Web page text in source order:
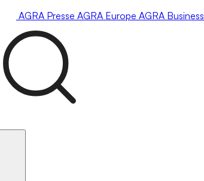
AGRA Presse AGRA Europe AGRA Business